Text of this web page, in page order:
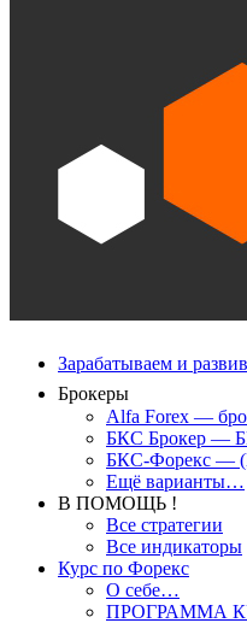
Зарабатываем и
Брокеры
Alfa Forex —
БКС Брокер —
БКС-Форекс —
Ещё варианты…
В ПОМОЩЬ !
Все стратегии
Все индикаторы
Курс по Форекс
О себе…
ПРОГРАММА